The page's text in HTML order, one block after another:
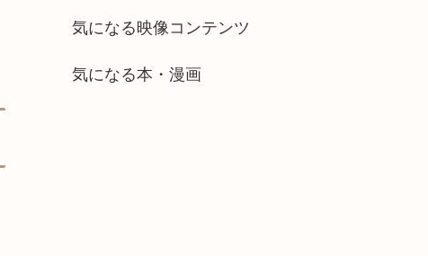
気になる映像コンテンツ
気になる本・漫画